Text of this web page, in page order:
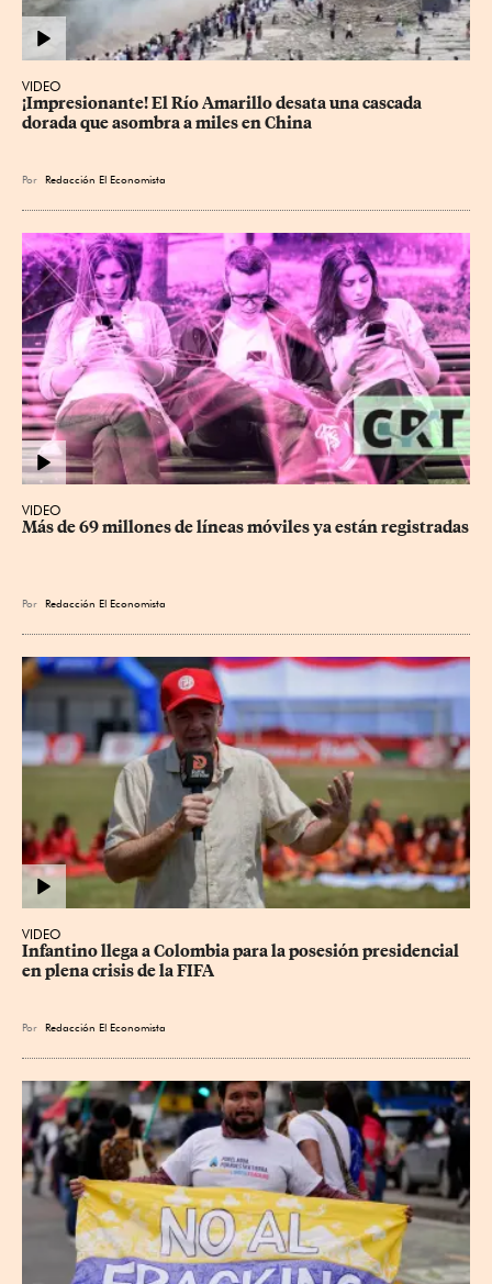
VIDEO
¡Impresionante! El Río Amarillo desata una cascada
dorada que asombra a miles en China
Por Redacción El Economista
VIDEO
Más de 69 millones de líneas móviles ya están registradas
Por Redacción El Economista
VIDEO
Infantino llega a Colombia para la posesión presidencial
en plena crisis de la FIFA
Por Redacción El Economista